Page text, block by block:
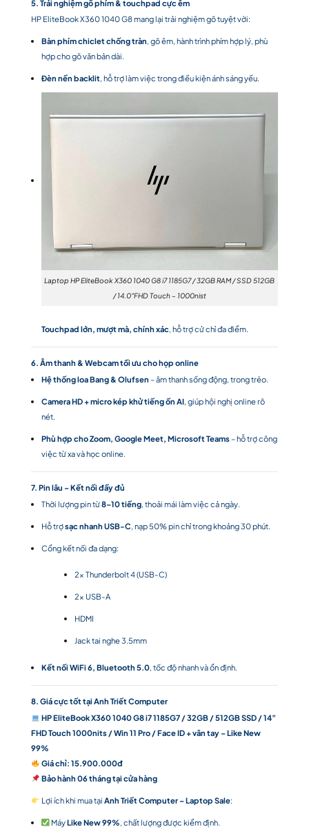
5. Trải nghiệm gõ phím & touchpad cực êm
HP EliteBook X360 1040 G8 mang lại trải nghiệm gõ tuyệt vời:
Bàn phím chiclet chống tràn, gõ êm, hành trình phím hợp lý, phù
hợp cho gõ văn bản dài.
Đèn nền backlit, hỗ trợ làm việc trong điều kiện ánh sáng yếu.
Laptop HP EliteBook X360 1040 G8 i7 1185G7 / 32GB RAM / SSD 512GB
/ 14.0″FHD Touch – 1000nist
Touchpad lớn, mượt mà, chính xác, hỗ trợ cử chỉ đa điểm.
6. Âm thanh & Webcam tối ưu cho họp online
Hệ thống loa Bang & Olufsen – âm thanh sống động, trong trẻo.
Camera HD + micro kép khử tiếng ồn AI, giúp hội nghị online rõ
nét.
Phù hợp cho Zoom, Google Meet, Microsoft Teams– hỗ trợ công
việc từ xa và học online.
7. Pin lâu – Kết nối đầy đủ
Thời lượng pin từ8–10 tiếng, thoải mái làm việc cả ngày.
Hỗ trợsạc nhanh USB-C , nạp 50% pin chỉ trong khoảng 30 phút.
Cổng kết nối đa dạng:
2x Thunderbolt 4 (USB-C)
2x USB-A
HDMI
Jack tai nghe 3.5mm
Kết nối WiFi 6, Bluetooth 5.0, tốc độ nhanh và ổn định.
8. Giá cực tốt tại Anh Triết Computer
HP EliteBook X360 1040 G8 i7 1185G7 / 32GB / 512GB SSD / 14”
FHD Touch 1000nits / Win 11 Pro / Face ID + vân tay – Like New
99%
Giá chỉ: 15.900.000đ
Bảo hành 06 tháng tại cửa hàng
Lợi ích khi mua tại Anh Triết Computer – Laptop Sale:
MáyLike New 99% , chất lượng được kiểm định.